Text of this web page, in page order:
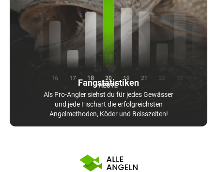
Fangstatistiken
Als Pro-Angler siehst du für jedes Gewässer
und jede Fischart die erfolgreichsten
Angelmethoden, Köder und Beisszeiten!